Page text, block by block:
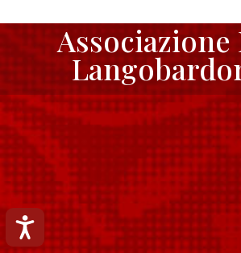
Accessibilità